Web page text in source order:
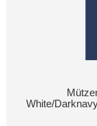
White/